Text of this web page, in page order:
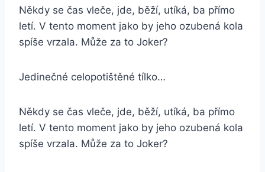
Někdy se čas vleče, jde, běží, utíká, ba přímo
letí. V tento moment jako by jeho ozubená kola
spíše vrzala. Může za to Joker?
Jedinečné celopotištěné tílko…
Někdy se čas vleče, jde, běží, utíká, ba přímo
letí. V tento moment jako by jeho ozubená kola
spíše vrzala. Může za to Joker?